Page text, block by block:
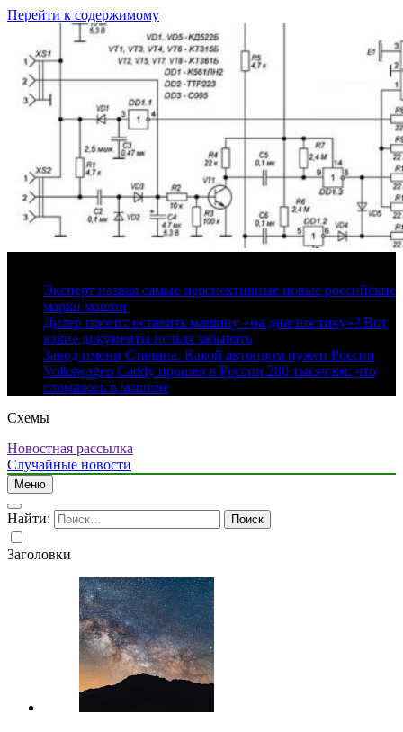
Перейти к содержимому
Эксперт назвал самые перспективные новые российские
марки машин
Дилер просит оставить машину «на диагностику»? Вот
какие документы нельзя забывать
Завод имени Сталина. Какой автопром нужен России
Volkswagen Caddy прошел в России 280 тысяч км: что
сломалось в машине
Схемы
Новостная рассылка
Случайные новости
Меню
Найти:
Заголовки